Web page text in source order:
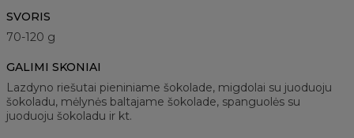
SVORIS
70-120 g
GALIMI SKONIAI
Lazdyno riešutai pieniniame šokolade, migdolai su juoduoju
šokoladu, mėlynės baltajame šokolade, spanguolės su
juoduoju šokoladu ir kt.